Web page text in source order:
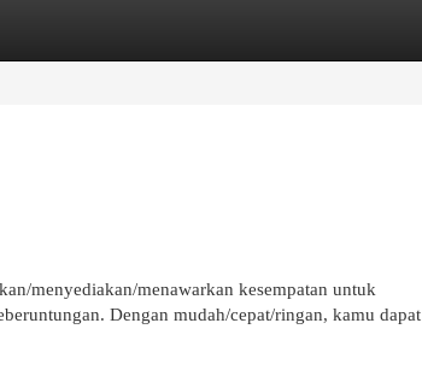
menyediakan/menawarkan kesempatan untuk
Dengan mudah/cepat/ringan, kamu dapat